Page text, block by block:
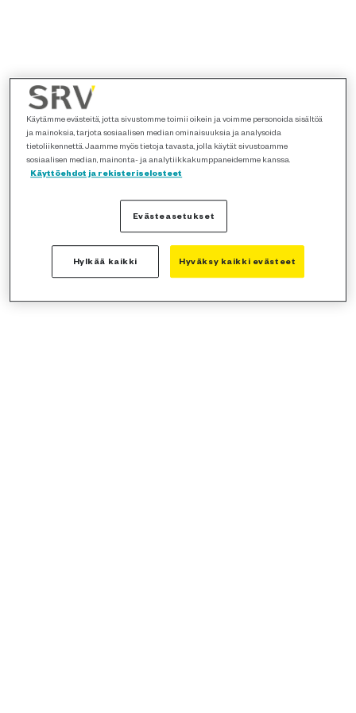
Käytämme evästeitä, jotta sivustomme toimii oikein ja voimme personoida sisältöä
ja mainoksia, tarjota sosiaalisen median ominaisuuksia ja analysoida
tietoliikennettä. Jaamme myös tietoja tavasta, jolla käytät sivustoamme
sosiaalisen median, mainonta- ja analytiikkakumppaneidemme kanssa.
Käyttöehdot ja rekisteriselosteet
Evästeasetukset
Hylkää kaikki Hyväksy kaikki evästeet